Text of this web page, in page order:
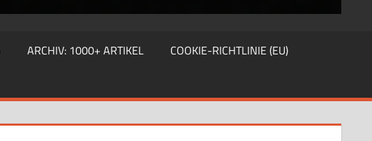
ARCHIV: 1000+ ARTIKEL
COOKIE-RICHTLINIE (EU)